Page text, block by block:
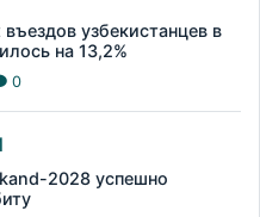
узбекистанцев в
на 13,2%
0
2028 успешно